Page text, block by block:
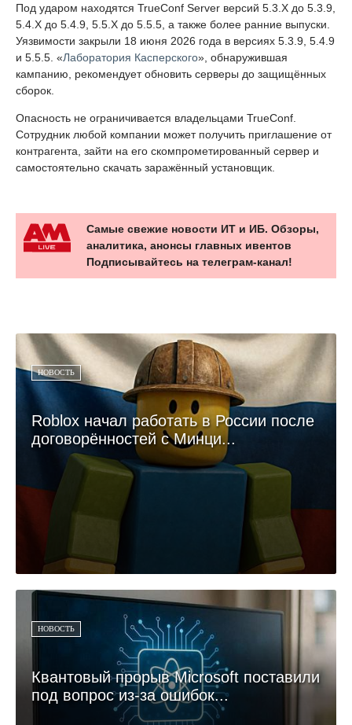
Под ударом находятся TrueConf Server версий 5.3.X до 5.3.9,
5.4.X до 5.4.9, 5.5.X до 5.5.5, а также более ранние выпуски.
Уязвимости закрыли 18 июня 2026 года в версиях 5.3.9, 5.4.9
и 5.5.5. «Лаборатория Касперского», обнаружившая
кампанию, рекомендует обновить серверы до защищённых
сборок.
Опасность не ограничивается владельцами TrueConf.
Сотрудник любой компании может получить приглашение от
контрагента, зайти на его скомпрометированный сервер и
самостоятельно скачать заражённый установщик.
Самые свежие новости ИТ и ИБ. Обзоры,
аналитика, анонсы главных ивентов
Подписывайтесь на телеграм-канал!
НОВОСТЬ
Roblox начал работать в России после
договорённостей с Минци...
НОВОСТЬ
Квантовый прорыв Microsoft поставили
под вопрос из-за ошибок...